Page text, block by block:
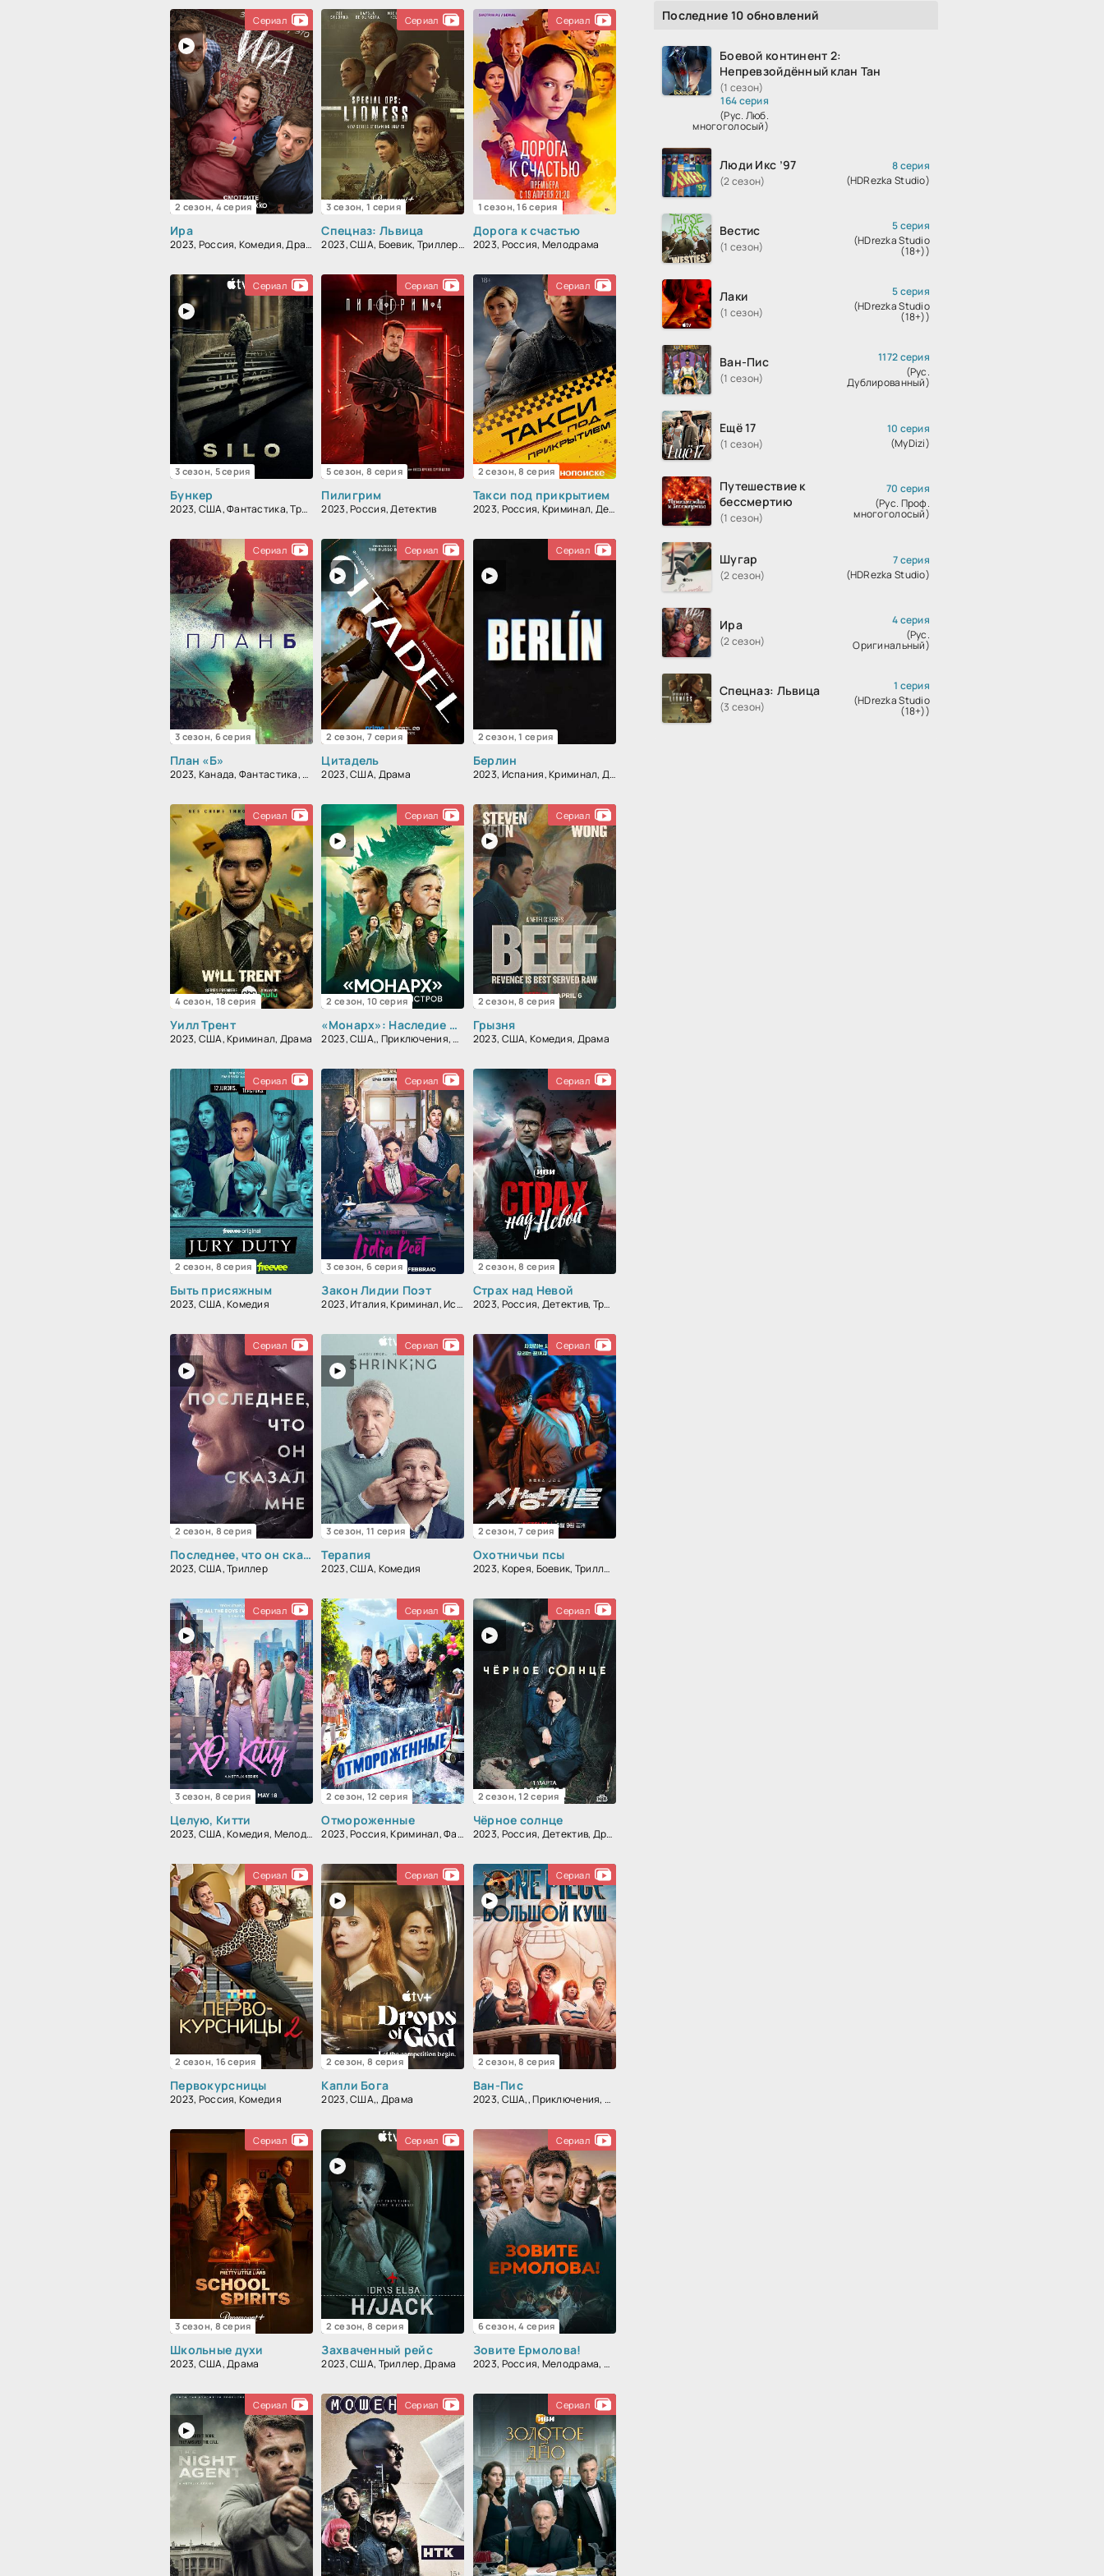
2 сезон, 4 серия
Сериал
Ира
2023, Россия, Комедия, Драма
3 сезон, 1 серия
Сериал
Спецназ: Львица
2023, США, Боевик, Триллер, Драма
1 сезон, 16 серия
Сериал
Дорога к счастью
2023, Россия, Мелодрама
3 сезон, 5 серия
Сериал
Бункер
2023, США, Фантастика, Триллер, Драма
5 сезон, 8 серия
Сериал
Пилигрим
2023, Россия, Детектив
2 сезон, 8 серия
Сериал
Такси под прикрытием
2023, Россия, Криминал, Детектив, Триллер
3 сезон, 6 серия
Сериал
План «Б»
2023, Канада, Фантастика, Драма
2 сезон, 7 серия
Сериал
Цитадель
2023, США, Драма
2 сезон, 1 серия
Сериал
Берлин
2023, Испания, Криминал, Детектив, Боевик, Триллер, Драма
4 сезон, 18 серия
Сериал
Уилл Трент
2023, США, Криминал, Драма
2 сезон, 10 серия
Сериал
«Монарх»: Наследие монстров
2023, США,, Приключения, Фантастика, Боевик
2 сезон, 8 серия
Сериал
Грызня
2023, США, Комедия, Драма
2 сезон, 8 серия
Сериал
Быть присяжным
2023, США, Комедия
3 сезон, 6 серия
Сериал
Закон Лидии Поэт
2023, Италия, Криминал, Исторический, Биографический, Детектив, Драма
2 сезон, 8 серия
Сериал
Страх над Невой
2023, Россия, Детектив, Триллер
2 сезон, 8 серия
Сериал
Последнее, что он сказал мне
2023, США, Триллер
3 сезон, 11 серия
Сериал
Терапия
2023, США, Комедия
2 сезон, 7 серия
Сериал
Охотничьи псы
2023, Корея, Боевик, Триллер, Драма
3 сезон, 8 серия
Сериал
Целую, Китти
2023, США, Комедия, Мелодрама
2 сезон, 12 серия
Сериал
Отмороженные
2023, Россия, Криминал, Фантастика, Комедия
2 сезон, 12 серия
Сериал
Чёрное солнце
2023, Россия, Детектив, Драма
2 сезон, 16 серия
Сериал
Первокурсницы
2023, Россия, Комедия
2 сезон, 8 серия
Сериал
Капли Бога
2023, США,, Драма
2 сезон, 8 серия
Сериал
Ван-Пис
2023, США,, Приключения, Фэнтези, Комедия, Боевик, Драма
3 сезон, 8 серия
Сериал
Школьные духи
2023, США, Драма
2 сезон, 8 серия
Сериал
Захваченный рейс
2023, США, Триллер, Драма
6 сезон, 4 серия
Сериал
Зовите Ермолова!
2023, Россия, Мелодрама, Драма
Сериал Сериал Сериал
Последние 10 обновлений
Боевой континент 2:
Непревзойдённый клан Тан
(1 сезон)
164 серия
(Рус. Люб.
многоголосый)
Люди Икс ’97
(2 сезон)
8 серия
(HDRezka Studio)
Вестис
(1 сезон)
5 серия
(HDrezka Studio
(18+))
Лаки
(1 сезон)
5 серия
(HDrezka Studio
(18+))
Ван-Пис
(1 сезон)
1172 серия
(Рус.
Дублированный)
Ещё 17
(1 сезон)
10 серия
(MyDizi)
Путешествие к
бессмертию
(1 сезон)
70 серия
(Рус. Проф.
многоголосый)
Шугар
(2 сезон)
7 серия
(HDRezka Studio)
Ира
(2 сезон)
4 серия
(Рус.
Оригинальный)
Спецназ: Львица
(3 сезон)
1 серия
(HDrezka Studio
(18+))